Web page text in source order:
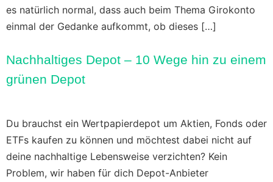
es natürlich normal, dass auch beim Thema Girokonto
einmal der Gedanke aufkommt, ob dieses […]
Nachhaltiges Depot – 10 Wege hin zu einem
grünen Depot
Du brauchst ein Wertpapierdepot um Aktien, Fonds oder
ETFs kaufen zu können und möchtest dabei nicht auf
deine nachhaltige Lebensweise verzichten? Kein
Problem, wir haben für dich Depot-Anbieter